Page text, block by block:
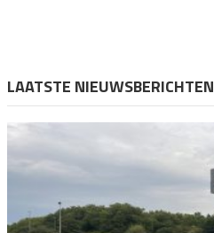
LAATSTE NIEUWSBERICHTEN